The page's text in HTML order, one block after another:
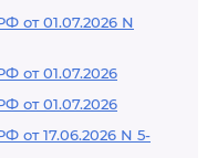
от 01.07.2026 N
от 01.07.2026
от 01.07.2026
от 17.06.2026 N 5-